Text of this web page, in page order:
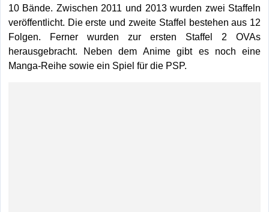
10 Bände. Zwischen 2011 und 2013 wurden zwei Staffeln
veröffentlicht. Die erste und zweite Staffel bestehen aus 12
Folgen. Ferner wurden zur ersten Staffel 2 OVAs
herausgebracht. Neben dem Anime gibt es noch eine
Manga-Reihe sowie ein Spiel für die PSP.